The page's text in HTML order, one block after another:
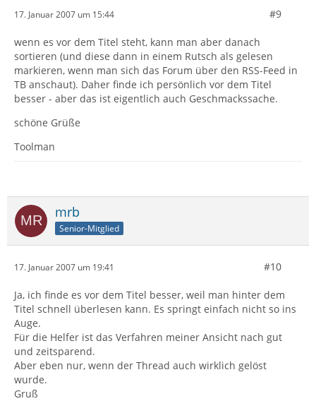
17. Januar 2007 um 15:44 #9
wenn es vor dem Titel steht, kann man aber danach
sortieren (und diese dann in einem Rutsch als gelesen
markieren, wenn man sich das Forum über den RSS-Feed in
TB anschaut). Daher finde ich persönlich vor dem Titel
besser - aber das ist eigentlich auch Geschmackssache.
schöne Grüße
Toolman
mrb
Senior-Mitglied
17. Januar 2007 um 19:41 #10
Ja, ich finde es vor dem Titel besser, weil man hinter dem
Titel schnell überlesen kann. Es springt einfach nicht so ins
Auge.
Für die Helfer ist das Verfahren meiner Ansicht nach gut
und zeitsparend.
Aber eben nur, wenn der Thread auch wirklich gelöst
wurde.
Gruß